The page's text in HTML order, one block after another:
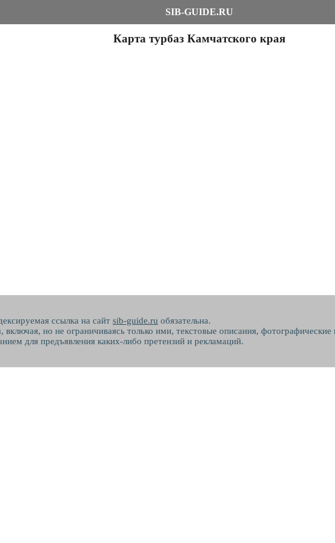
SIB-GUIDE.RU
Карта турбаз Камчатского края
ссылка на сайт sib-guide.ru обязательна.
но не ограничиваясь только ими, текстовые описания,
для предъявления каких-либо претензий и рекламаций.